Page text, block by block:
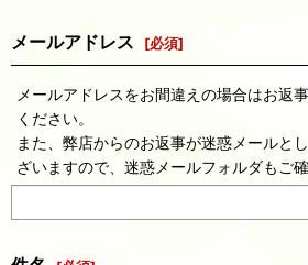
メールアドレス [必須]
メールアドレスをお間違えの場合はお返
ください。
また、弊店からのお返事が迷惑メールと
ざいますので、迷惑メールフォルダもご確